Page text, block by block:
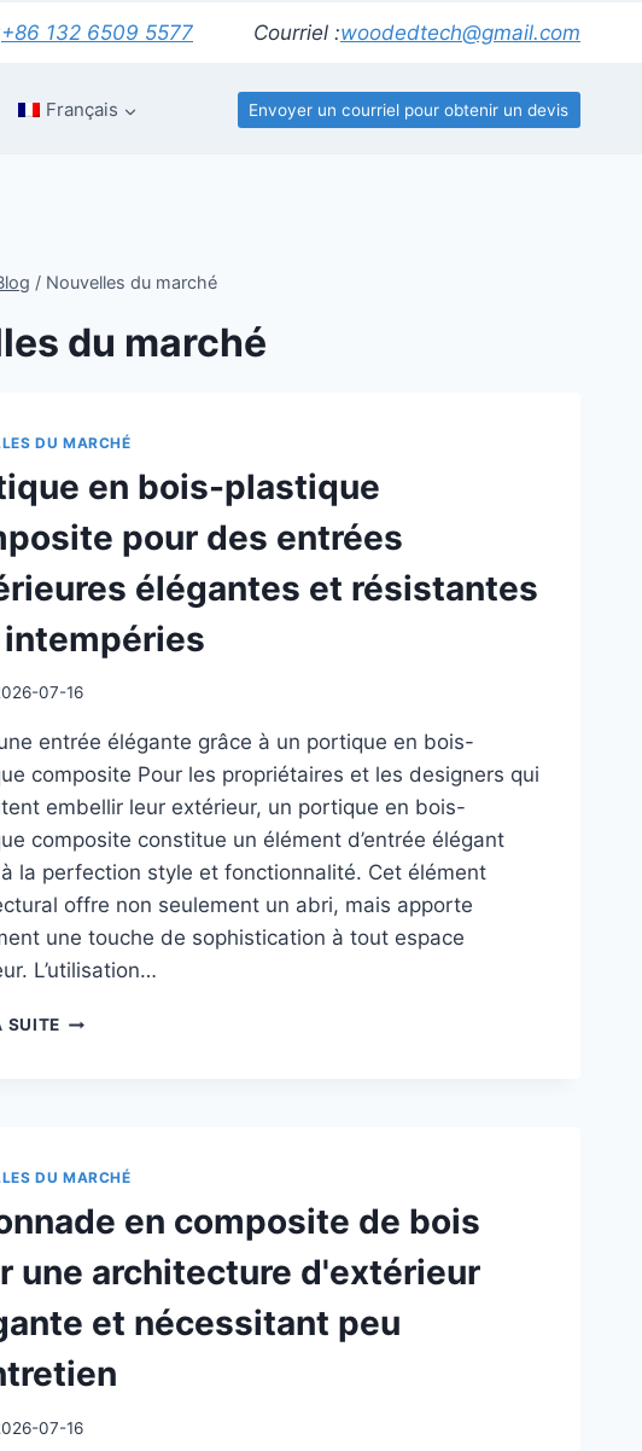
+86 132 6509 5577 Courriel :woodedtech@gmail.com
Français Envoyer un courriel pour obtenir un devis
/ Nouvelles du marché
du marché
DU MARCHÉ
en bois-plastique
pour des entrées
élégantes et résistantes
intempéries
07-16
entrée élégante grâce à un portique en bois-
composite Pour les propriétaires et les designers qui
embellir leur extérieur, un portique en bois-
composite constitue un élément d’entrée élégant
la perfection style et fonctionnalité. Cet élément
offre non seulement un abri, mais apporte
une touche de sophistication à tout espace
L’utilisation…
SUITE PORTIQUE
DES
EXTÉRIEURES
ET
AUX
DU MARCHÉ
en composite de bois
une architecture d'extérieur
et nécessitant peu
07-16